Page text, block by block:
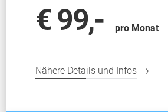
€ 99,- pro Monat
Nähere Details und Infos